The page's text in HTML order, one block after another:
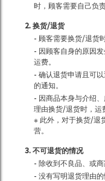
时，顾客需要自己负
2. 换货/退货
- 顾客需要换货/退货
- 因顾客自身的原因
运费。
- 确认退货申请且可
的通知。
- 因商品本身与介绍
理由换货/退货时，运
※ 此外，对于换货/退
营。
3. 不可退货的情况
- 除收到不良品、或
- 没有写明退货理由